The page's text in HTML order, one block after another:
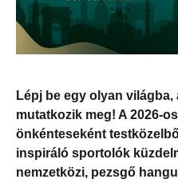
Lépj be egy olyan
mutatkozik meg! A 2026-
önkénteseként
inspiráló sportolók
nemzetközi, pezsgő